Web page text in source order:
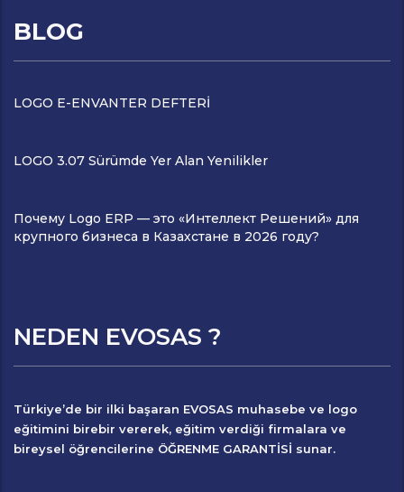
BLOG
LOGO E-ENVANTER DEFTERİ
LOGO 3.07 Sürümde Yer Alan Yenilikler
Почему Logo ERP — это «Интеллект Решений» для
крупного бизнеса в Казахстане в 2026 году?
NEDEN EVOSAS ?
Türkiye’de bir ilki başaran EVOSAS muhasebe ve logo
eğitimini birebir vererek, eğitim verdiği firmalara ve
bireysel öğrencilerine ÖĞRENME GARANTİSİ sunar.